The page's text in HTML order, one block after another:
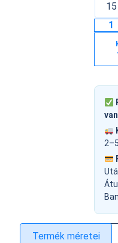
15 l
van
Termék méretei